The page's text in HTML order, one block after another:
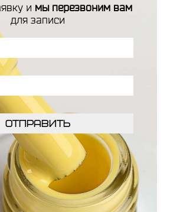
и мы перезвоним вам
для записи
Отправить